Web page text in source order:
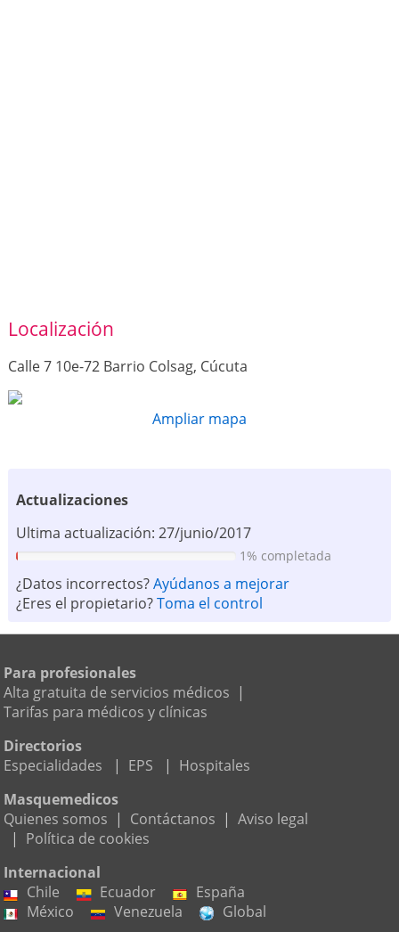
Localización
Calle 7 10e-72 Barrio Colsag, Cúcuta
Ampliar mapa
Actualizaciones
Ultima actualización: 27/junio/2017
1% completada
¿Datos incorrectos?Ayúdanos a mejorar
¿Eres el propietario?Toma el control
Para profesionales
Alta gratuita de servicios médicos |
Tarifas para médicos y clínicas
Directorios
Especialidades
| EPS | Hospitales
Masquemedicos
Quienes somos | Contáctanos | Aviso legal
| Política de cookies
Internacional
Chile
Ecuador
España
México
Venezuela Global